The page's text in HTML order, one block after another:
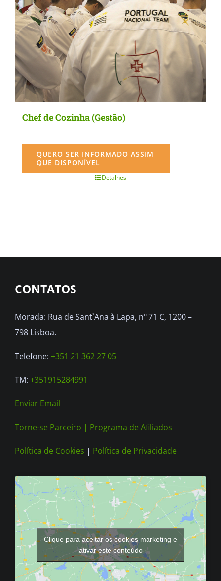
Chef de Cozinha (Gestão)
QUERO SER INFORMADO ASSIM
QUE DISPONÍVEL
Detalhes
CONTATOS
Morada: Rua de Sant`Ana à Lapa, nº 71 C, 1200 –
798 Lisboa.
Telefone: +351 21 362 27 05
TM: +351915284991
Enviar Email
Torne-se Parceiro | Programa de Afiliados
Política de Cookies | Política de Privacidade
Clique para aceitar os cookies marketing e
ativar este conteúdo